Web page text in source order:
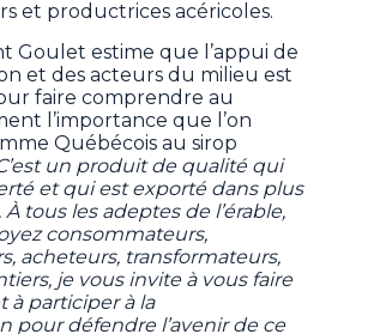
et productrices acéricoles.
Goulet estime que l’appui de
et des acteurs du milieu est
faire comprendre au
l’importance que l’on
Québécois au sirop
un produit de qualité qui
et qui est exporté dans plus
tous les adeptes de l’érable,
consommateurs,
acheteurs, transformateurs,
je vous invite à vous faire
à participer à la
pour défendre l’avenir de ce